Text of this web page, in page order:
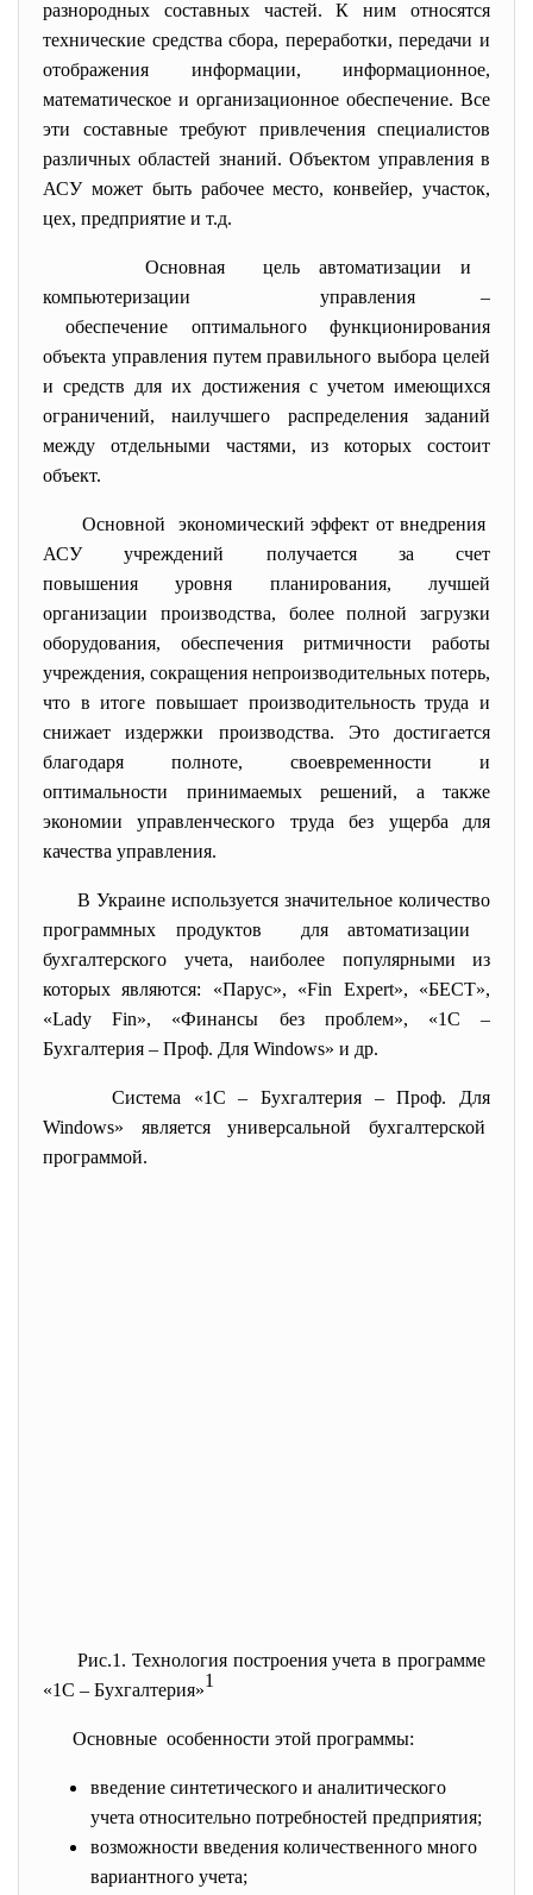
разнородных составных частей. К ним относятся
технические средства сбора, переработки, передачи и
отображения информации, информационное,
математическое и организационное обеспечение. Все
эти составные требуют привлечения специалистов
различных областей знаний. Объектом управления в
АСУ может быть рабочее место, конвейер, участок,
цех, предприятие и т.д.
Основная цель автоматизации и
компьютеризации управления –
обеспечение оптимального функционирования
объекта управления путем правильного выбора целей
и средств для их достижения с учетом имеющихся
ограничений, наилучшего распределения заданий
между отдельными частями, из которых состоит
объект.
Основной экономический эффект от внедрения
АСУ учреждений получается за счет
повышения уровня планирования, лучшей
организации производства, более полной загрузки
оборудования, обеспечения ритмичности работы
учреждения, сокращения непроизводительных потерь,
что в итоге повышает производительность труда и
снижает издержки производства. Это достигается
благодаря полноте, своевременности и
оптимальности принимаемых решений, а также
экономии управленческого труда без ущерба для
качества управления.
В Украине используется значительное количество
программных продуктов для автоматизации
бухгалтерского учета, наиболее популярными из
которых являются: «Парус», «Fin Expert», «БЕСТ»,
«Lady Fin», «Финансы без проблем», «1С –
Бухгалтерия – Проф. Для Windows» и др.
Система «1С – Бухгалтерия – Проф. Для
Windows» является универсальной бухгалтерской
программой.
Рис.1. Технология построения учета в программе
«1С – Бухгалтерия»1
Основные особенности этой программы:
введение синтетического и аналитического
учета относительно потребностей предприятия;
возможности введения количественного много
вариантного учета;